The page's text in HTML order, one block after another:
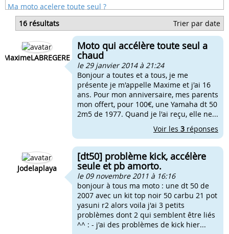
Ma moto acelere toute seul ?
Dirt qui accelere toute seule
Moto 50cc qui accelere toute seul
Ma moto reste accelere seul
Mbk 51 accélére tout seul
16 résultats Trier par date
MaximeLABREGERE
Moto qui accélère toute seul a
chaud
le 29 janvier 2014 à 21:24
Bonjour a toutes et a tous, je me
présente je m'appelle Maxime et j'ai 16
ans. Pour mon anniversaire, mes parents
mon offert, pour 100€, une Yamaha dt 50
2m5 de 1977. Quand je l'ai reçu, elle ne...
Voir les 3 réponses
Jodelaplaya
[dt50] problème kick, accélère
seule et pb amorto.
le 09 novembre 2011 à 16:16
bonjour à tous ma moto : une dt 50 de
2007 avec un kit top noir 50 carbu 21 pot
yasuni r2 alors voila j'ai 3 petits
problèmes dont 2 qui semblent être liés
^^ : - j'ai des problèmes de kick hier...